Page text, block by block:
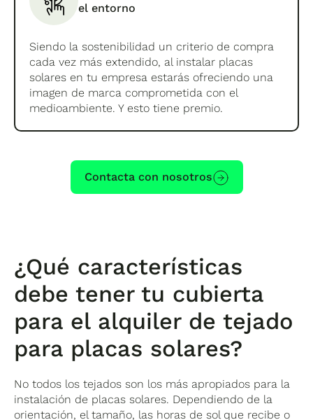
el entorno
Siendo la sostenibilidad un criterio de compra
cada vez más extendido, al instalar placas
solares en tu empresa estarás ofreciendo una
imagen de marca comprometida con el
medioambiente. Y esto tiene premio.
Contacta con nosotros
¿Qué características
debe tener tu cubierta
para el alquiler de tejado
para placas solares?
No todos los tejados son los más apropiados para la
instalación de placas solares. Dependiendo de la
orientación, el tamaño, las horas de sol que recibe o